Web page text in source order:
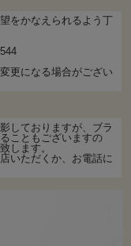
をかなえられるよう丁
更になる場合がござい
しておりますが、ブラ
こともございますの
します。
いただくか、お電話に